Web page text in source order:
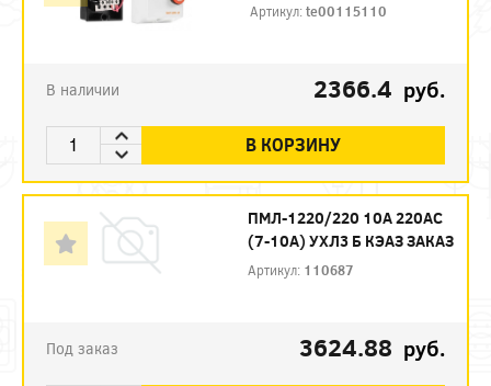
Артикул:te00115110
В наличии 2366.4 руб.
В КОРЗИНУ
ПМЛ-1220/220 10А 220AC
(7-10А) УХЛ3 Б КЭАЗ ЗАКАЗ
Артикул: 110687
Под заказ 3624.88 руб.